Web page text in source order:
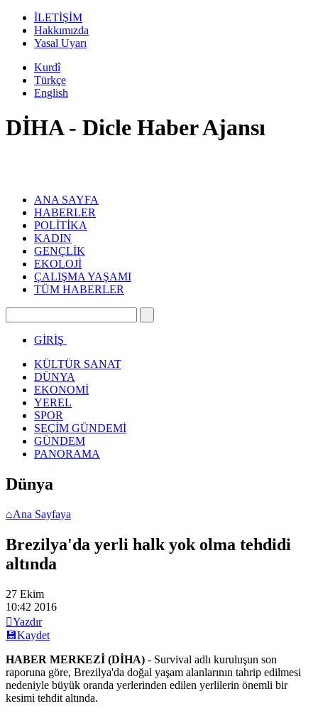
İLETİŞİM
Hakkımızda
Yasal Uyarı
Kurdî
Türkçe
English
DİHA - Dicle Haber Ajansı
ANA SAYFA
HABERLER
POLİTİKA
KADIN
GENÇLİK
EKOLOJİ
ÇALIŞMA YAŞAMI
TÜM HABERLER
GİRİŞ
KÜLTÜR SANAT
DÜNYA
EKONOMİ
YEREL
SPOR
SEÇİM GÜNDEMİ
GÜNDEM
PANORAMA
Dünya
⌂Ana Sayfaya
Brezilya'da yerli halk yok olma tehdidi
altında
27 Ekim
10:42 2016
Yazdır
💾Kaydet
HABER MERKEZİ (DİHA) - Survival adlı kuruluşun son
raporuna göre, Brezilya'da doğal yaşam alanlarının tahrip edilmesi
nedeniyle büyük oranda yerlerinden edilen yerlilerin önemli bir
kesimi tehdit altında.